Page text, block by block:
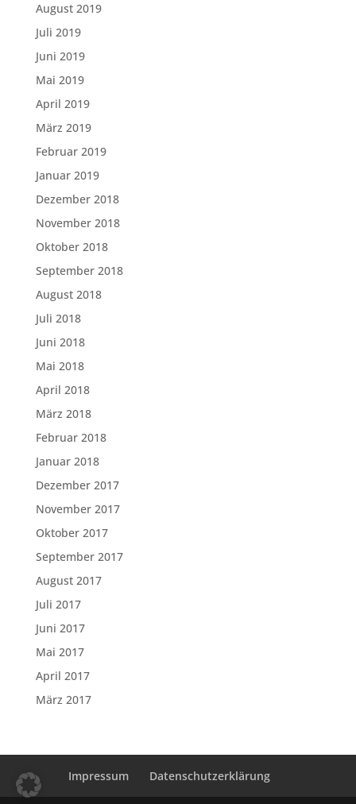
August 2019
Juli 2019
Juni 2019
Mai 2019
April 2019
März 2019
Februar 2019
Januar 2019
Dezember 2018
November 2018
Oktober 2018
September 2018
August 2018
Juli 2018
Juni 2018
Mai 2018
April 2018
März 2018
Februar 2018
Januar 2018
Dezember 2017
November 2017
Oktober 2017
September 2017
August 2017
Juli 2017
Juni 2017
Mai 2017
April 2017
März 2017
Impressum Datenschutzerklärung